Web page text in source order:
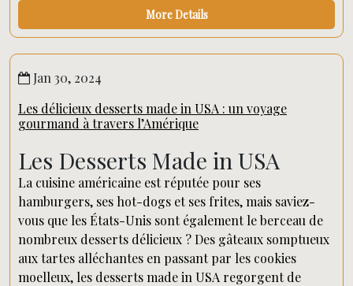
More Details
Jan 30, 2024
Les délicieux desserts made in USA : un voyage
gourmand à travers l’Amérique
Les Desserts Made in USA
La cuisine américaine est réputée pour ses
hamburgers, ses hot-dogs et ses frites, mais saviez-
vous que les États-Unis sont également le berceau de
nombreux desserts délicieux ? Des gâteaux somptueux
aux tartes alléchantes en passant par les cookies
moelleux, les desserts made in USA regorgent de